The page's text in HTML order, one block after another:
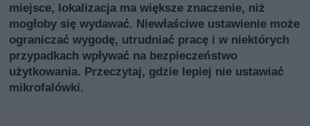
miejsce, lokalizacja ma większe znaczenie, niż
mogłoby się wydawać. Niewłaściwe ustawienie może
ograniczać wygodę, utrudniać pracę i w niektórych
przypadkach wpływać na bezpieczeństwo
użytkowania. Przeczytaj, gdzie lepiej nie ustawiać
mikrofalówki.